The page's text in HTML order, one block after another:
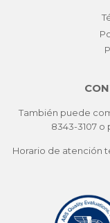
También puede
8343-3107
Horario de atención